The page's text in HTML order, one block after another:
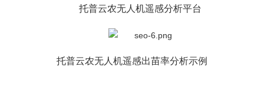
托普云农无人机遥感分析平台
托普云农无人机遥感出苗率分析示例